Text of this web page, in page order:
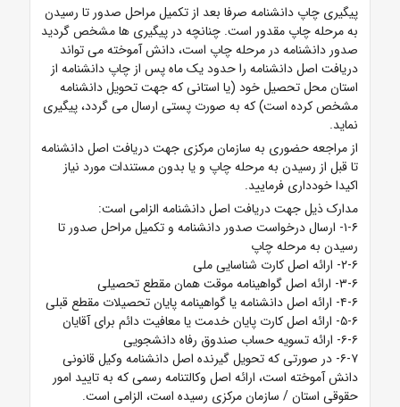
پیگیری چاپ دانشنامه صرفا بعد از تکمیل مراحل صدور تا رسیدن
به مرحله چاپ مقدور است. چنانچه در پیگیری ها مشخص گردید
صدور دانشنامه در مرحله چاپ است، دانش آموخته می تواند
دریافت اصل دانشنامه را حدود یک ماه پس از چاپ دانشنامه از
استان محل تحصیل خود (یا استانی که جهت تحویل دانشنامه
مشخص کرده است) که به صورت پستی ارسال می گردد، پیگیری
نماید.
از مراجعه حضوری به سازمان مرکزی جهت دریافت اصل دانشنامه
تا قبل از رسیدن به مرحله چاپ و یا بدون مستندات مورد نیاز
اکیدا خودداری فرمایید.
مدارک ذیل جهت دریافت اصل دانشنامه الزامی است:
۱-۶- ارسال درخواست صدور دانشنامه و تکمیل مراحل صدور تا
رسیدن به مرحله چاپ
۲-۶- ارائه اصل کارت شناسایی ملی
۳-۶- ارائه اصل گواهینامه موقت همان مقطع تحصیلی
۴-۶- ارائه اصل دانشنامه یا گواهینامه پایان تحصیلات مقطع قبلی
۵-۶- ارائه اصل کارت پایان خدمت یا معافیت دائم برای آقایان
۶-۶- ارائه تسویه حساب صندوق رفاه دانشجویی
۶-۷- در صورتی که تحویل گیرنده اصل دانشنامه وکیل قانونی
دانش آموخته است، ارائه اصل وکالتنامه رسمی که به تایید امور
حقوقی استان / سازمان مرکزی رسیده است، الزامی است.